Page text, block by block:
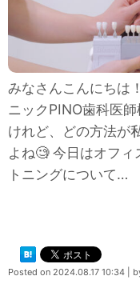
みなさんこんにちは
ニックPINO歯科医
けれど、どの方法が
よね🧐 今日はオフ
トニングについて…
Posted on 2024.08.17 10:34